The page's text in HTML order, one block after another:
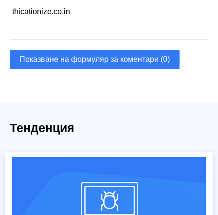
thicationize.co.in
Показване на формуляр за коментари (0)
Тенденция